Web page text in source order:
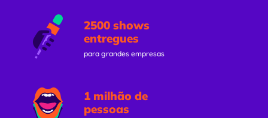
2500 shows
entregues
para grandes empresas
1 milhão de
pessoas